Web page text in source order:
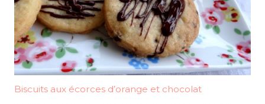
Biscuits aux écorces d’orange et chocolat